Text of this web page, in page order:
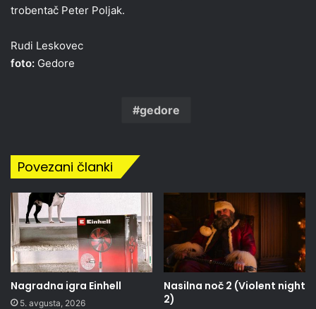
trobentač Peter Poljak.
Rudi Leskovec
foto: Gedore
gedore
Povezani članki
Nagradna igra Einhell
5. avgusta, 2026
Nasilna noč 2 (Violent night
2)